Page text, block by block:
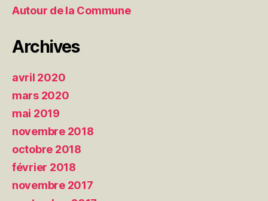
Autour de la Commune
Archives
avril 2020
mars 2020
mai 2019
novembre 2018
octobre 2018
février 2018
novembre 2017